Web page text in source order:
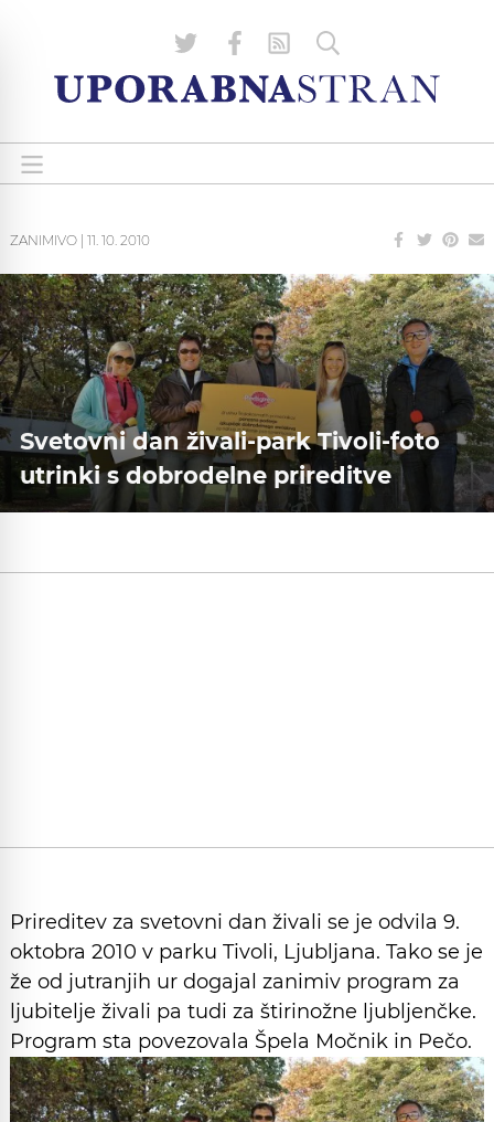
ZANIMIVO 11. 10. 2010
Svetovni dan živali-park Tivoli-foto
utrinki s dobrodelne prireditve
Prireditev za svetovni dan živali se je odvila 9.
oktobra 2010 v parku Tivoli, Ljubljana. Tako se je
že od jutranjih ur dogajal zanimiv program za
ljubitelje živali pa tudi za štirinožne ljubljenčke.
Program sta povezovala Špela Močnik in Pečo.